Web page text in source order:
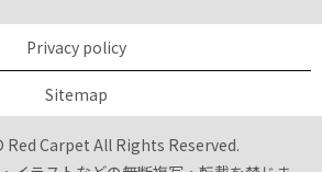
Privacy policy
Sitemap
Carpet All Rights Reserved.